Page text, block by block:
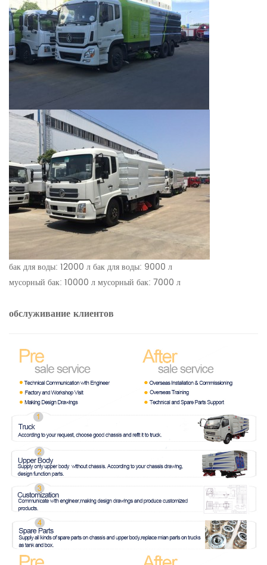
бак для воды: 12000 л бак для воды: 9000 л
мусорный бак: 10000 л мусорный бак: 7000 л
обслуживание клиентов